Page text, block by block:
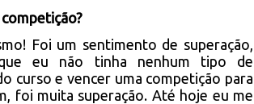
Foi um sentimento de superação,
eu não tinha nenhum tipo de
curso e vencer uma competição para
foi muita superação. Até hoje eu me